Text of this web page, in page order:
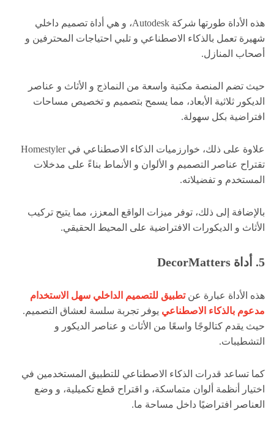
هذه الأداة طورتها شركة Autodesk، و هي أداة تصميم داخلي
شهيرة تعمل بالذكاء الاصطناعي و تلبي احتياجات المحترفين و
أصحاب المنازل.
حيث تضم المنصة مكتبة واسعة من النماذج و الأثاث و عناصر
الديكور ثلاثية الأبعاد، مما يسمح بتصميم و تخصيص مساحات
افتراضية بكل سهولة.
علاوة على ذلك، خوارزميات الذكاء الاصطناعي في Homestyler
تقتراح عناصر التصميم و الألوان و الأنماط بناءً على مدخلات
المستخدم و تفضيلاته.
بالإضافة إلى ذلك، توفر ميزات الواقع المعزز، مما يتيح تركيب
الأثاث و الديكورات الافتراضية على المحيط الحقيقي.
5. أداة DecorMatters
هذه الأداة عبارة عنتطبيق للتصميم الداخلي سهل الاستخدام
مدعوم بالذكاء الاصطناعي يوفر تجربة سلسة لعشاق التصميم.
حيث يقدم كتالوجًا واسعًا من الأثاث و عناصر الديكور و
التشطيبات.
كما تساعد قدرات الذكاء الاصطناعي للتطبيق المستخدمين في
اختيار أنظمة ألوان متماسكة، و اقتراح قطع تكميلية، و وضع
العناصر افتراضيًا داخل مساحة ما.